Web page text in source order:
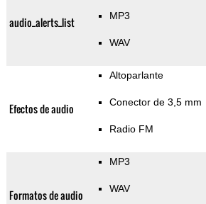
audio_alerts_list MP3
WAV
Efectos de audio
Altoparlante
Conector de 3,5 mm
Radio FM
Formatos de audio
MP3
WAV